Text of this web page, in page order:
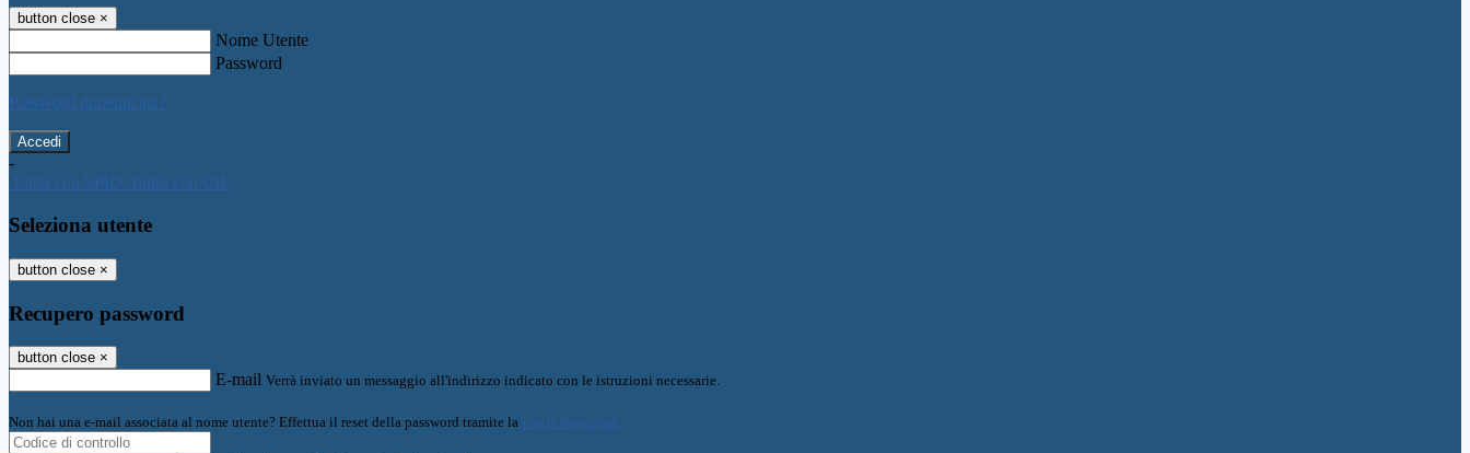
button close ×
Nome Utente
Password
Password dimenticata?
-
Entra con SPID Entra con CIE
Seleziona utente
button close ×
Recupero password
button close ×
E-mail Verrà inviato un messaggio all'indirizzo indicato con le istruzioni necessarie.
Non hai una e-mail associata al nome utente? Effettua il reset della password tramite la Login Spaggiari